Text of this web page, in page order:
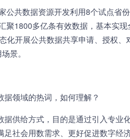
公共数据资源开发利用8个试点省
1800多亿条有效数据，基本实
化开展公共数据共享申请、授权
景。
领域的热词，如何理解？
供给方式，目的是通过引入专业
社会用数需求、更好促进数字经